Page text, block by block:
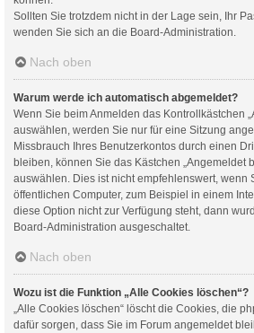
Sollten Sie trotzdem nicht in der Lage sein, Ihr
wenden Sie sich an die Board-Administration.
Nach oben
Warum werde ich automatisch abgemeldet?
Wenn Sie beim Anmelden das Kontrollkästchen
auswählen, werden Sie nur für eine Sitzung
Missbrauch Ihres Benutzerkontos durch einen
bleiben, können Sie das Kästchen „Angemeldet
auswählen. Dies ist nicht empfehlenswert, wenn
öffentlichen Computer, zum Beispiel in einem
diese Option nicht zur Verfügung steht, dann
Board-Administration ausgeschaltet.
Nach oben
Wozu ist die Funktion „Alle Cookies löschen“?
„Alle Cookies löschen“ löscht die Cookies, die
dafür sorgen, dass Sie im Forum angemeldet